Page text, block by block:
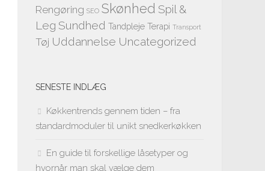
Rengøring SEO Skønhed Spil &
Leg Sundhed Tandpleje Terapi Transport
Tøj Uddannelse Uncategorized
SENESTE INDLÆG
Køkkentrends gennem tiden – fra
standardmoduler til unikt snedkerkøkken
En guide til forskellige låsetyper og
hvornår man skal vælge dem